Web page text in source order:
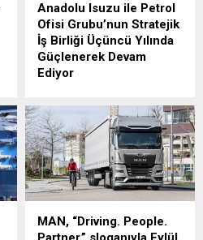
Anadolu Isuzu ile Petrol
Ofisi Grubu’nun Stratejik
İş Birliği Üçüncü Yılında
Güçlenerek Devam
Ediyor
Ofisi Grubu arasında, ağır
ticari araçlara madeni yağ
tedarikini kapsayan stratejik
iş birliği üçüncü yılına girdi.
MAN, “Driving. People.